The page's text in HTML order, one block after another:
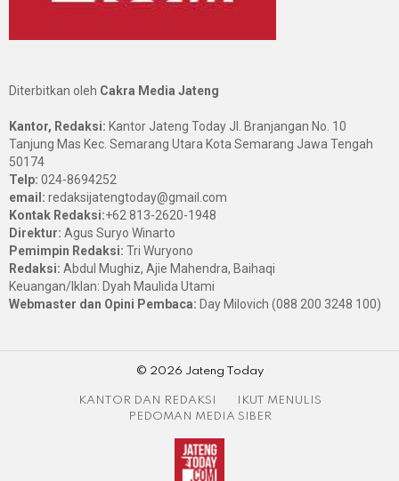
Diterbitkan oleh Cakra Media Jateng
Kantor, Redaksi: Kantor Jateng Today Jl. Branjangan No. 10
Tanjung Mas Kec. Semarang Utara Kota Semarang Jawa Tengah
50174
Telp: 024-8694252
email: redaksijatengtoday@gmail.com
Kontak Redaksi:+62 813-2620-1948
Direktur: Agus Suryo Winarto
Pemimpin Redaksi: Tri Wuryono
Redaksi: Abdul Mughiz, Ajie Mahendra, Baihaqi
Keuangan/Iklan: Dyah Maulida Utami
Webmaster dan Opini Pembaca: Day Milovich (088 200 3248 100)
© 2026 Jateng Today
KANTOR DAN REDAKSI
IKUT MENULIS
PEDOMAN MEDIA SIBER